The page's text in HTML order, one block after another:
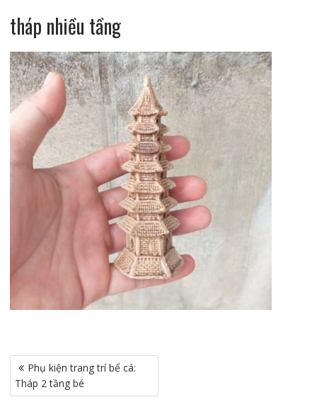
tháp nhiều tầng
Điều
hướng
bài
Phụ kiện trang trí bể cá:
Tháp 2 tầng bé